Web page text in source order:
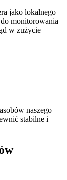
⁢jako lokalnego
monitorowania
w ⁢zużycie
naszego
stabilne i